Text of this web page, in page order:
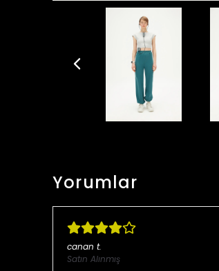
Yorumlar
canan t.
Satın Alınmış